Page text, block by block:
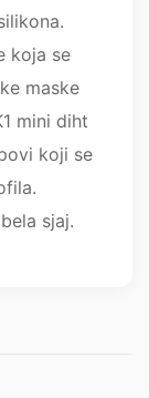
koja se
maske
mini diht
koji se
sjaj.